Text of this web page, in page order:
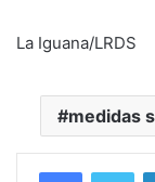
La Iguana/LRDS
medidas
Facebook